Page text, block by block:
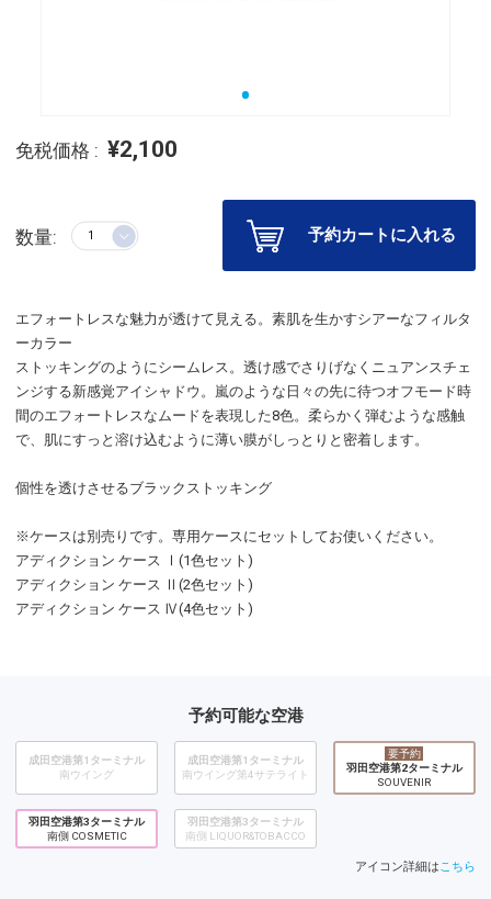
免税価格 : ¥2,100
数量: 予約カートに入れる
エフォートレスな魅力が透けて見える。素肌を生かすシアーなフィルタ
ーカラー
ストッキングのようにシームレス。透け感でさりげなくニュアンスチェ
ンジする新感覚アイシャドウ。嵐のような日々の先に待つオフモード時
間のエフォートレスなムードを表現した8色。柔らかく弾むような感触
で、肌にすっと溶け込むように薄い膜がしっとりと密着します。
個性を透けさせるブラックストッキング
※ケースは別売りです。専用ケースにセットしてお使いください。
アディクション ケース Ⅰ(1色セット)
アディクション ケース Ⅱ(2色セット)
アディクション ケース Ⅳ(4色セット)
予約可能な空港
成田空港第1ターミナル
南ウイング
成田空港第1ターミナル
南ウイング第4サテライト
要予約
羽田空港第2ターミナル
SOUVENIR
羽田空港第3ターミナル
南側 COSMETIC
羽田空港第3ターミナル
南側 LIQUOR&TOBACCO
アイコン詳細はこちら